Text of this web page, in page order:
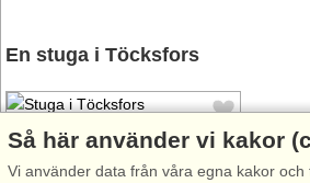
En stuga i Töcksfors
Så här använder vi kakor
Vi använder data från våra egna kakor och